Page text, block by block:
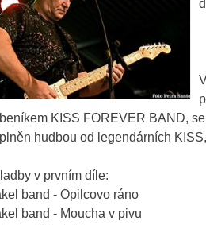
KISS FOREVER BAND,
hudbou od legendárních
v prvním díle:
band - Opilcovo ráno
band - Moucha v pivu